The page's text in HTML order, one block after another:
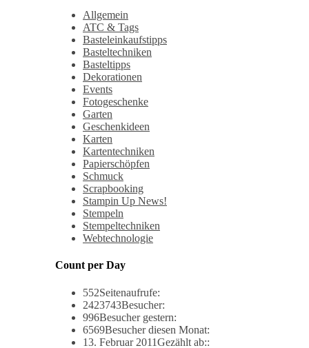
Allgemein
ATC & Tags
Basteleinkaufstipps
Basteltechniken
Basteltipps
Dekorationen
Events
Fotogeschenke
Garten
Geschenkideen
Karten
Kartentechniken
Papierschöpfen
Schmuck
Scrapbooking
Stampin Up News!
Stempeln
Stempeltechniken
Webtechnologie
Count per Day
552Seitenaufrufe:
2423743Besucher:
996Besucher gestern:
6569Besucher diesen Monat:
13. Februar 2011Gezählt ab::